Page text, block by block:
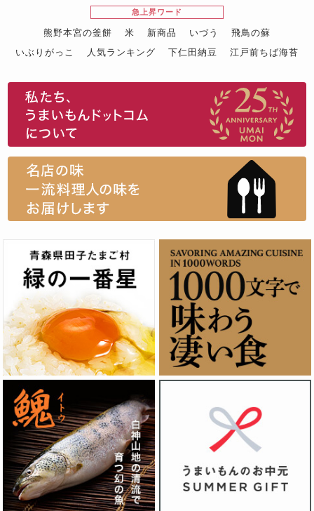
急上昇ワード
熊野本宮の釜餅 米 新商品 いづう
飛鳥の蘇
いぶりがっこ
人気ランキング 下仁田納豆
江戸前ちば海苔